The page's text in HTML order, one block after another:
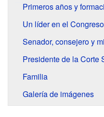
Primeros años y
Un líder en el
Senador, consejero y
Presidente de la Corte
Familia
Galería de imágenes